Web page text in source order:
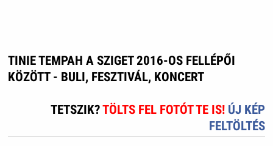
TINIE TEMPAH A SZIGET 2016-OS FELLÉPŐI
KÖZÖTT - BULI, FESZTIVÁL, KONCERT
TETSZIK?TÖLTS FEL FOTÓT TE IS! ÚJ KÉP
FELTÖLTÉS